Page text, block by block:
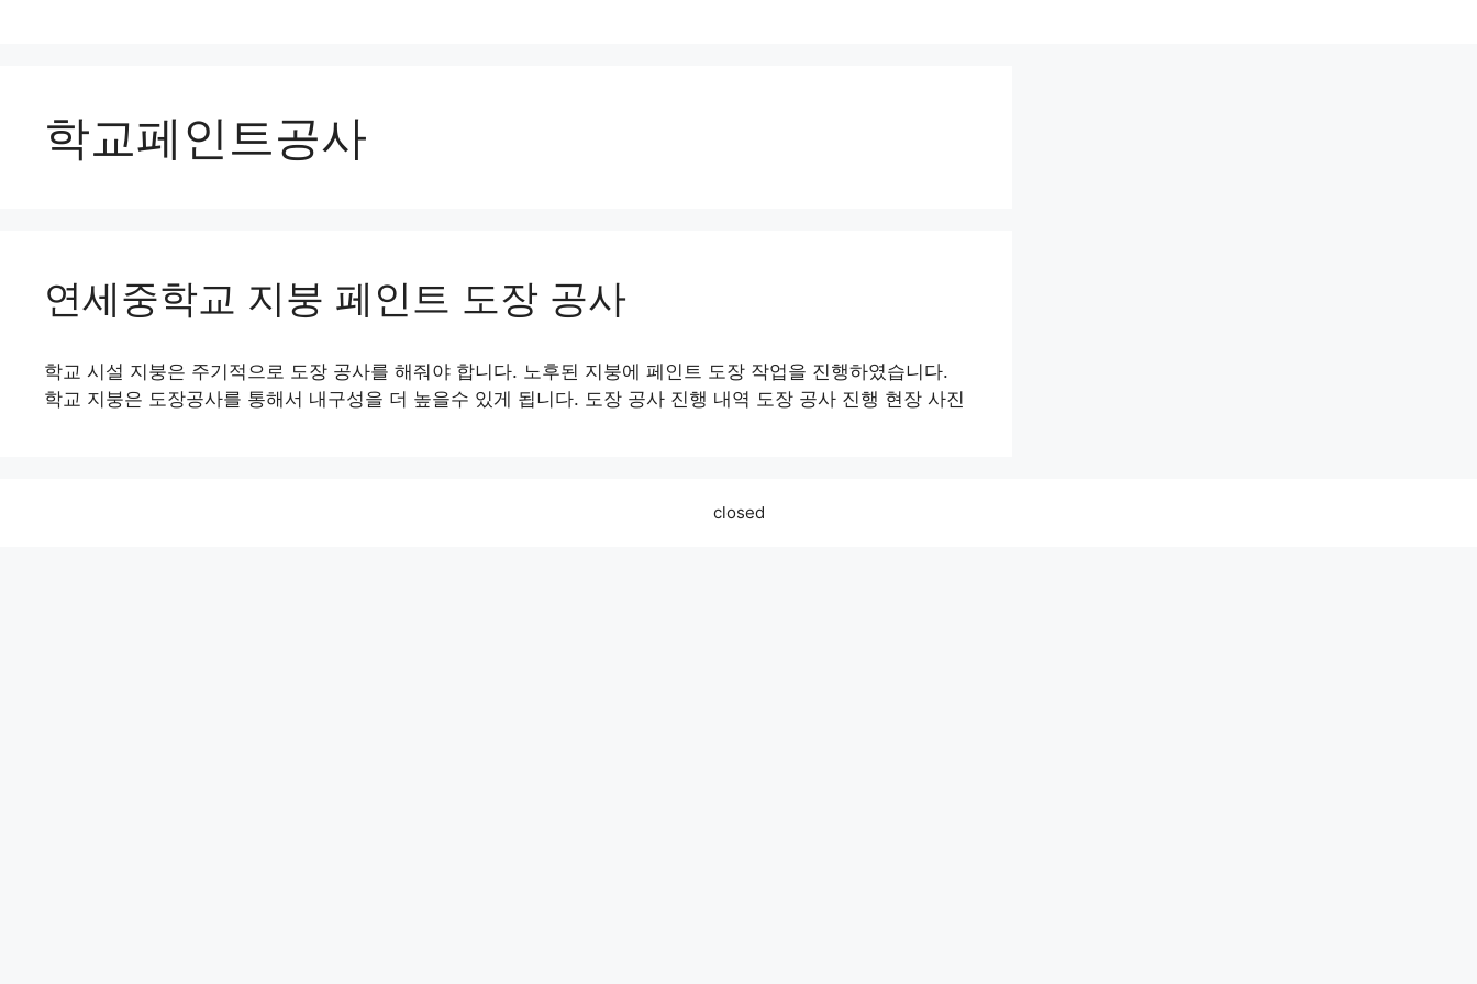
학교페인트공사
연세중학교 지붕 페인트 도장 공사
학교 시설 지붕은 주기적으로 도장 공사를 해줘야 합니다. 노후된 지붕에 페인트 도장 작업을 진행하였습니다.
학교 지붕은 도장공사를 통해서 내구성을 더 높을수 있게 됩니다. 도장 공사 진행 내역 도장 공사 진행 현장 사진
closed